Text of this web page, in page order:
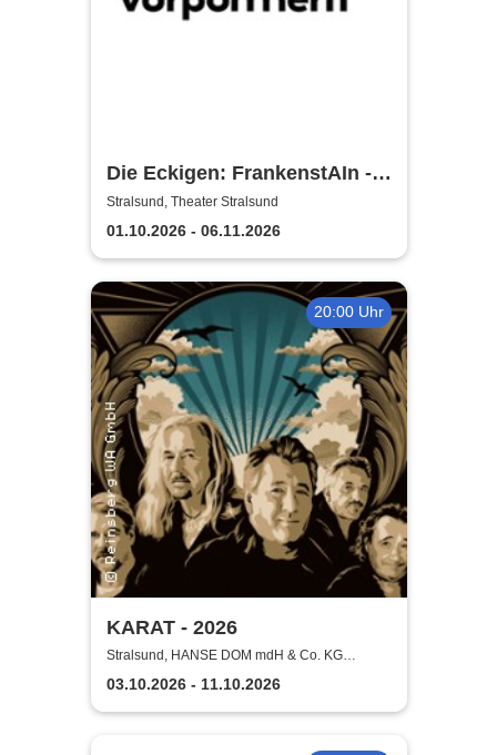
Die Eckigen: FrankenstAIn -
Theater Vorpommern
Stralsund, Theater Stralsund
01.10.2026 - 06.11.2026
20:00 Uhr
KARAT - 2026
Stralsund, HANSE DOM mdH & Co. KG
Stralsund
03.10.2026 - 11.10.2026